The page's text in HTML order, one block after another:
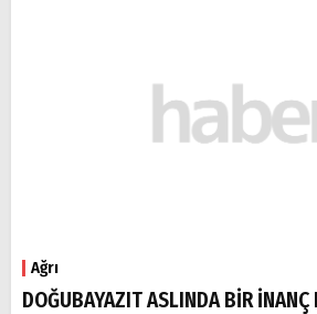
Ağrı
DOĞUBAYAZIT ASLINDA BİR İNANÇ